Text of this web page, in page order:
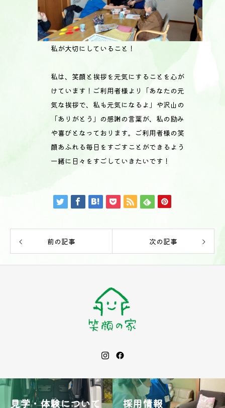
私が大切にしていること！
私は、笑顔と挨拶を元気にすることを心が
けています！ご利用者様より「あなたの元
気な挨拶で、私も元気になるよ」や沢山の
「ありがとう」の感謝の言葉が、私の励み
や喜びとなっております。ご利用者様の笑
顔あふれる毎日をすごすことができるよう
一緒に日々をすごしていきたいです！
前の記事 次の記事
見学・体験について 採用情報